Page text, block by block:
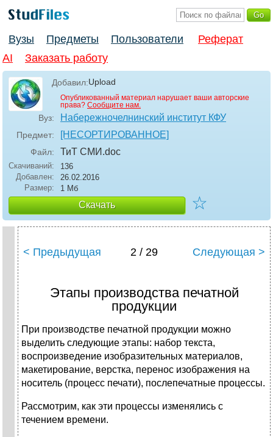
Вузы Предметы Пользователи
Реферат
AI
Заказать работу
Добавил:Upload
Опубликованный материал нарушает ваши авторские
права? Сообщите нам.
Вуз: Набережночелнинский институт КФУ
Предмет: [НЕСОРТИРОВАННОЕ]
Файл: ТиТ СМИ .doc
Скачиваний:
136
Добавлен:
26.02.2016
Размер:
1 Мб
Скачать ☆
< Предыдущая 2 / 29 Следующая >
Этапы производства печатной
продукции
При производстве печатной продукции можно
выделить следующие этапы: набор текста,
воспроизведение изобразительных материалов,
макетирование, верстка, перенос изображения на
носитель (процесс печати), послепечатные процессы.
Рассмотрим, как эти процессы изменялись с
течением времени.